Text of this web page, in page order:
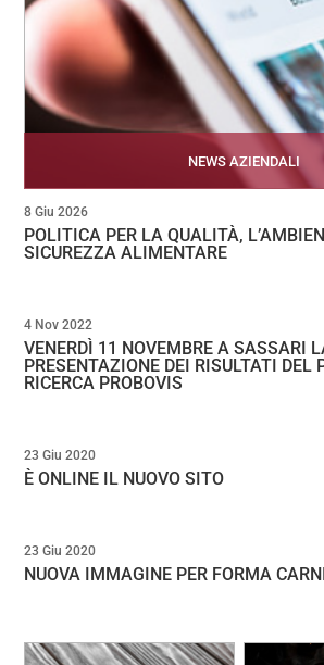
NEWS AZIENDALI
POLITICA PER LA QUALITÀ,
SICUREZZA ALIMENTARE
8 Giu 2026
VENERDÌ 11 NOVEMBRE A SASSARI
PRESENTAZIONE DEI RISULTATI DEL
RICERCA PROBOVIS
4 Nov 2022
È ONLINE IL NUOVO SITO
23 Giu 2020
NUOVA IMMAGINE PER FORMA CARNI
23 Giu 2020